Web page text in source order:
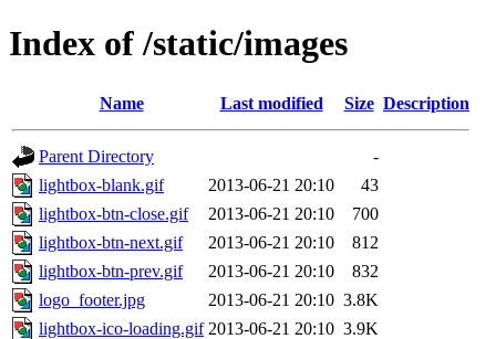
Index of /static/images
Name Last modified Size Description
Parent Directory
-
lightbox-blank.gif
2013-06-21 20:10
43
lightbox-btn-close.gif
2013-06-21 20:10
700
lightbox-btn-next.gif
2013-06-21 20:10
812
lightbox-btn-prev.gif
2013-06-21 20:10
832
logo_footer.jpg
2013-06-21 20:10 3.8K
lightbox-ico-loading.gif 2013-06-21 20:10 3.9K